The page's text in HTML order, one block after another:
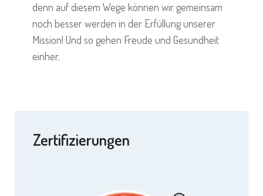
denn auf diesem Wege können wir gemeinsam
noch besser werden in der Erfüllung unserer
Mission! Und so gehen Freude und Gesundheit
einher.
Zertifizierungen